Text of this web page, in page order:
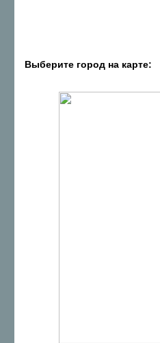
Выберите город на карте: